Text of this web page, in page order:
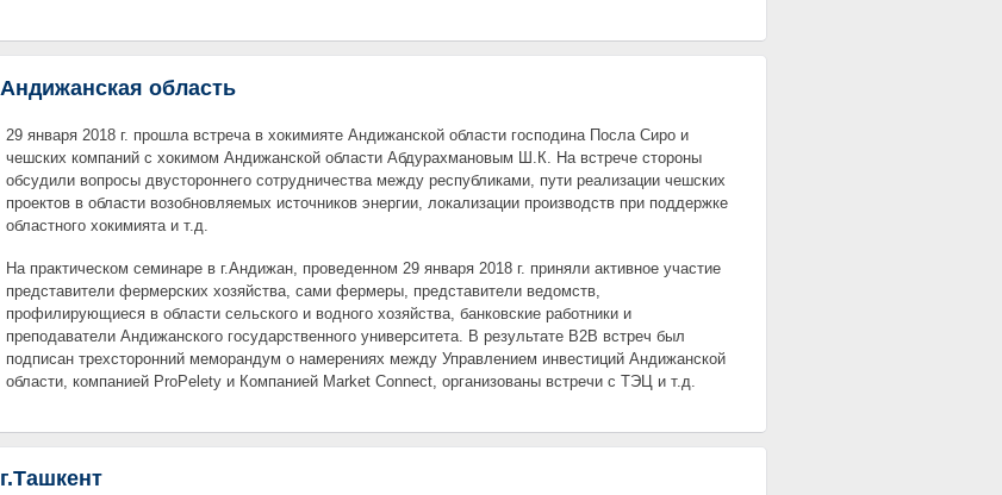
Андижанская область
29 января 2018 г. прошла встреча в хокимияте Андижанской области господина Посла Сиро и
чешских компаний с хокимом Андижанской области Абдурахмановым Ш.К. На встрече стороны
обсудили вопросы двустороннего сотрудничества между республиками, пути реализации чешских
проектов в области возобновляемых источников энергии, локализации производств при поддержке
областного хокимията и т.д.
На практическом семинаре в г.Андижан, проведенном 29 января 2018 г. приняли активное участие
представители фермерских хозяйства, сами фермеры, представители ведомств,
профилирующиеся в области сельского и водного хозяйства, банковские работники и
преподаватели Андижанского государственного университета. В результате В2В встреч был
подписан трехсторонний меморандум о намерениях между Управлением инвестиций Андижанской
области, компанией ProPelety и Компанией Market Connect, организованы встречи с ТЭЦ и т.д.
г.Ташкент